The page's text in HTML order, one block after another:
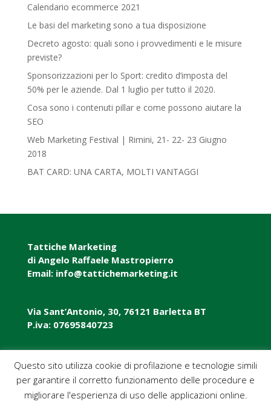
Calendario ecommerce 2021
Le basi del marketing sono a tua disposizione
Decreto agosto: quali sono i provvedimenti e le misure
previste?
Sponsorizzazioni per lo Sport: credito d’imposta del
50% per le aziende. Dal 1 luglio per tutto il 2020.
Cosa sono i contenuti pillar e come possono aiutare la
SEO
Web Marketing Festival | Rimini, 21- 22- 23 Giugno
2018‎
BAT CARD: UNA CARTA, MOLTI VANTAGGI
Tattiche Marketing
di Angelo Raffaele Mastropierro
Email: info@tattichemarketing.it
Via Sant’Antonio, 30, 76121 Barletta BT
P.iva: 07695840723
P.iva: 07695840723
Pec: tattichemarketing@pec.it
Questo sito utilizza cookie di profilazione e tecnologie simili
per garantire il corretto funzionamento delle procedure e
migliorare l'esperienza di uso delle applicazioni online.